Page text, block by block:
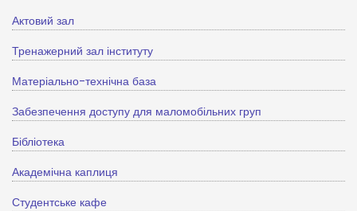
Актовий зал
Тренажерний зал інституту
Матеріально-технічна база
Забезпечення доступу для маломобільних груп
Бібліотека
Академічна каплиця
Студентське кафе